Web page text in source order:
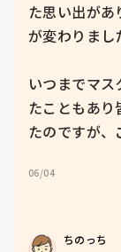
た思い出があ
が変わりまし
いつまでマ
たこともあり
たのですが、
06/04
ちのっち